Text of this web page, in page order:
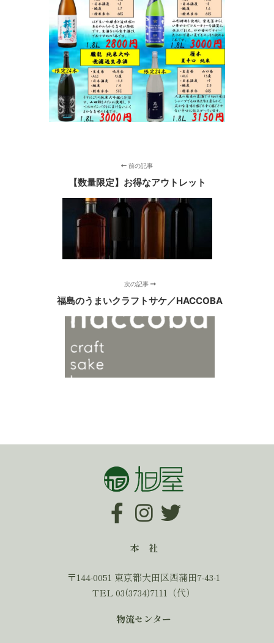
前の記事
【数量限定】お得なアウトレット
次の記事
福島のうまいクラフトサケ／HACCOBA
本 社
〒144-0051 東京都大田区西蒲田7-43-1
TEL 03(3734)7111（代）
物流センター